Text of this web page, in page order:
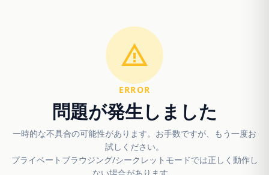
ERROR
問題が発生しました
一時的な不具合の可能性があります。お手数ですが、もう一度お
試しください。
プライベートブラウジング/シークレットモードでは正しく動作し
ない場合があります。